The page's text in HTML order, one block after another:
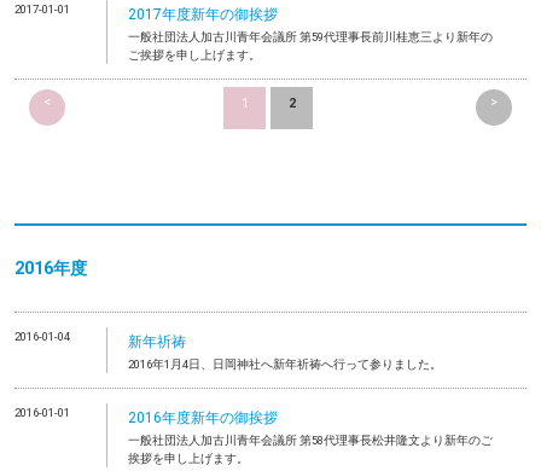
2017-01-01 2017年度新年の御挨拶
一般社団法人加古川青年会議所 第59代理事長前川桂恵三より新年の
ご挨拶を申し上げます。
< 1 2 >
2016年度
2016-01-04 新年祈祷
2016年1月4日、日岡神社へ新年祈祷へ行って参りました。
2016-01-01 2016年度新年の御挨拶
一般社団法人加古川青年会議所 第58代理事長松井隆文より新年のご
挨拶を申し上げます。